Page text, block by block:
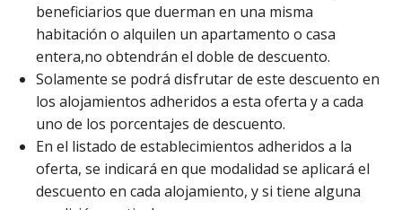
beneficiarios que duerman en una misma
habitación o alquilen un apartamento o casa
entera,no obtendrán el doble de descuento.
Solamente se podrá disfrutar de este descuento en
los alojamientos adheridos a esta oferta y a cada
uno de los porcentajes de descuento.
En el listado de establecimientos adheridos a la
oferta, se indicará en que modalidad se aplicará el
descuento en cada alojamiento, y si tiene alguna